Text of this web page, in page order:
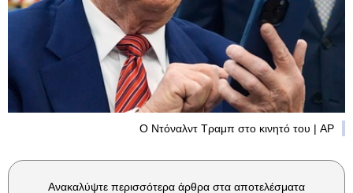
Ο Ντόναλντ Τραμπ στο κινητό του | AP
Ανακαλύψτε περισσότερα άρθρα στα αποτελέσματα